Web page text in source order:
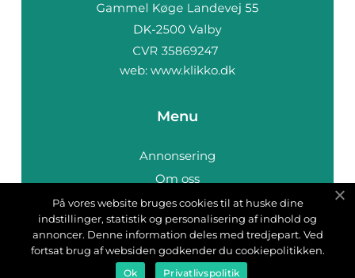
web: www.klikko.dk
Menu
Annonsering
Om oss
Cookies
Kontakta oss
Sitemap
På vores website bruges cookies til at huske dine
indstillinger, statistik og personalisering af indhold og
annoncer. Denne information deles med tredjepart. Ved
fortsat brug af websiden godkender du cookiepolitikken.
Ok Privatlivspolitik